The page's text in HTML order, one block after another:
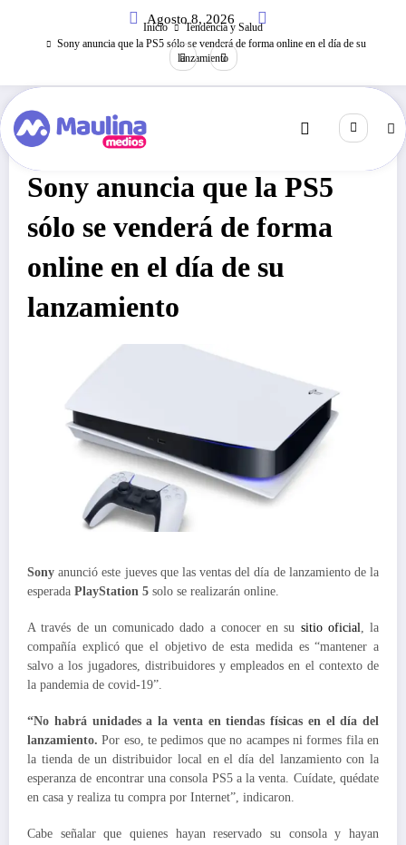
Agosto 8, 2026
Inicio
Tendencia y Salud
Sony anuncia que la PS5 sólo se venderá de forma online en el día de su
lanzamiento
Tendencia Y Salud Visitas
Sony anuncia que la PS5
sólo se venderá de forma
online en el día de su
lanzamiento
Sony anunció este jueves que las ventas del día de lanzamiento de la
esperada PlayStation 5 solo se realizarán online.
A través de un comunicado dado a conocer en su sitio oficial, la
compañía explicó que el objetivo de esta medida es “mantener a
salvo a los jugadores, distribuidores y empleados en el contexto de
la pandemia de covid-19”.
“No habrá unidades a la venta en tiendas físicas en el día del
lanzamiento. Por eso, te pedimos que no acampes ni formes fila en
la tienda de un distribuidor local en el día del lanzamiento con la
esperanza de encontrar una consola PS5 a la venta. Cuídate, quédate
en casa y realiza tu compra por Internet”, indicaron.
Cabe señalar que quienes hayan reservado su consola y hayan